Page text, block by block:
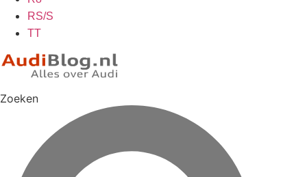
RS/S
TT
Zoeken